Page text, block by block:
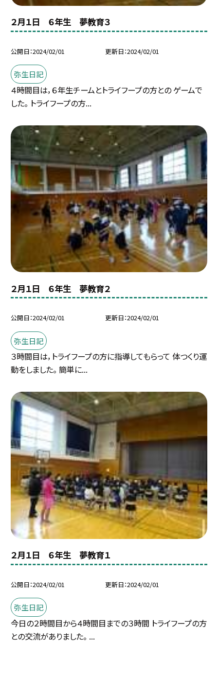
２月１日 ６年生 夢教育３
公開日 2024/02/01 更新日 2024/02/01
弥生日記
４時間目は，６年生チームとトライフープの方との ゲームで
した。 トライフープの方...
２月１日 ６年生 夢教育２
公開日 2024/02/01 更新日 2024/02/01
弥生日記
３時間目は，トライフープの方に指導してもらって 体つくり運
動をしました。 簡単に...
２月１日 ６年生 夢教育１
公開日 2024/02/01 更新日 2024/02/01
弥生日記
今日の２時間目から４時間目までの３時間 トライフープの方
との交流がありました。 ...